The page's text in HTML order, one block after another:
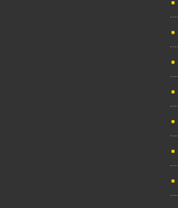
•
•
•
•
•
•